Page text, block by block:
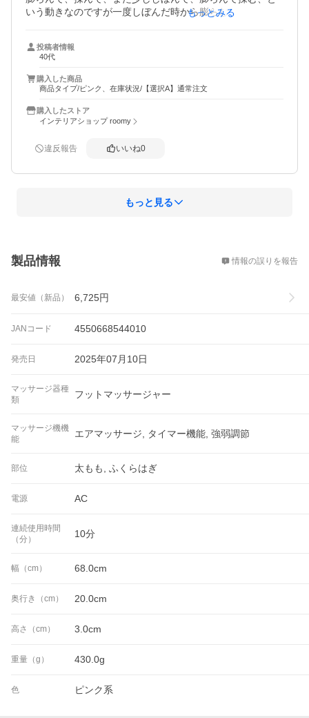
いう動きなのですが一度しぼんだ時から膨らむまでの時間
です。使わないときはACアダプタは抜こう運動しているの
も◎。
もっとみる
投稿者情報
40代
購入した商品
商品タイプ/ピンク、在庫状況/【選択A】通常注文
購入したストア
インテリアショップ roomy
違反報告 いいね0
もっと見る
製品情報 情報の誤りを報告
最安値（新品） 6,725円
JANコード 4550668544010
発売日 2025年07月10日
マッサージ器種
類
フットマッサージャー
マッサージ機機
能
エアマッサージ, タイマー機能, 強弱調節
部位 太もも, ふくらはぎ
電源 AC
連続使用時間
（分）
10分
幅（cm） 68.0cm
奥行き（cm） 20.0cm
高さ（cm） 3.0cm
重量（g） 430.0g
色 ピンク系